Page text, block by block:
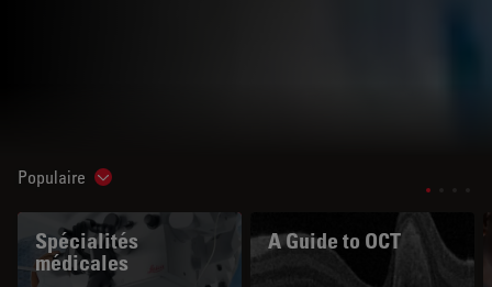
Populaire Show subnavigation
Spécialités
médicales
A Guide to OCT